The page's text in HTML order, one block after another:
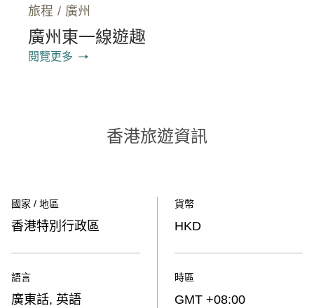
旅程 / 廣州
廣州東一線遊趣‮
閱覽更多
香港旅遊資訊
國家 / 地區
香港特別行政區
語言
廣東話, 英語
貨幣
HKD
時區
GMT +08:00